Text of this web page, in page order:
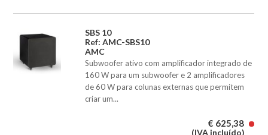
SBS 10
Ref: AMC-SBS10
AMC
Subwoofer ativo com amplificador integrado de
160 W para um subwoofer e 2 amplificadores
de 60 W para colunas externas que permitem
criar um...
€ 625,38
(IVA incluído)